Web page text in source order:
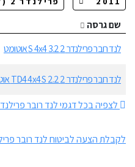
שם גרסה
לנד רובר פרילנדר 2 3.2 S 4x4 אוטומט
לנד רובר פרילנדר 2 2.2 TD4 4x4 S אוטומט
לצפיה בכל דגמי לנד רובר
לקבלת הצעה לביטוח לנד רובר